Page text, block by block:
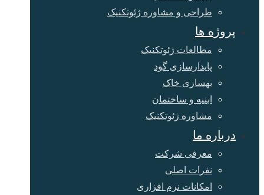
طراحی و مشاوره ژئوتکنیک
پروژه ها
مطالعات ژئوتکنیک
پایدارسازی گود
بهسازی خاک
ابنیه و ساختمان
مشاوره ژئوتکنیک
درباره ما
معرفی شرکت
نفرات اصلی
امکانات نرم افزاری